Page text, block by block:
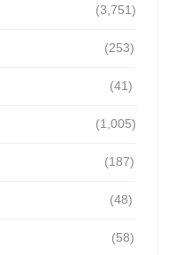
(3,751)
(253)
(41)
(1,005)
(187)
(48)
(58)